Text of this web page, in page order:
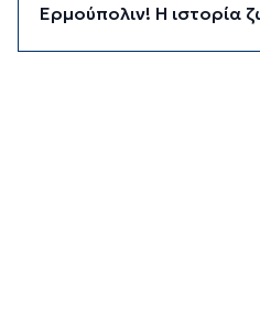
Ερμούπολιν! Η ιστορία